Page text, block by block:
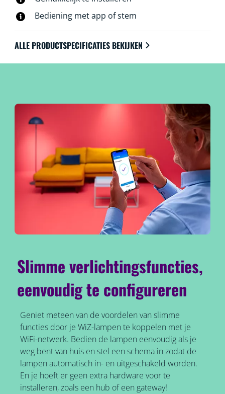
Bediening met app of stem
ALLE PRODUCTSPECIFICATIES BEKIJKEN
Slimme verlichtingsfuncties,
eenvoudig te configureren
Geniet meteen van de voordelen van slimme
functies door je WiZ-lampen te koppelen met je
WiFi-netwerk. Bedien de lampen eenvoudig als je
weg bent van huis en stel een schema in zodat de
lampen automatisch in- en uitgeschakeld worden.
En je hoeft er geen extra hardware voor te
installeren, zoals een hub of een gateway!